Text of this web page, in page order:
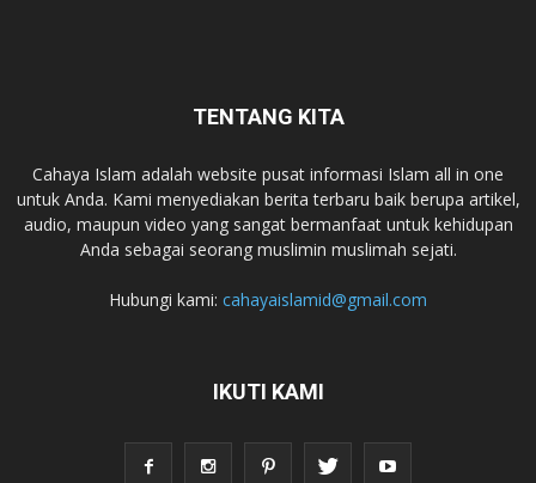
TENTANG KITA
Cahaya Islam adalah website pusat informasi Islam all in one
untuk Anda. Kami menyediakan berita terbaru baik berupa artikel,
audio, maupun video yang sangat bermanfaat untuk kehidupan
Anda sebagai seorang muslimin muslimah sejati.
Hubungi kami: cahayaislamid@gmail.com
IKUTI KAMI